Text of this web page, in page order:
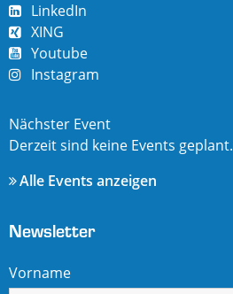
LinkedIn
XING
Youtube
Instagram
Nächster Event
Derzeit sind keine Events geplant.
Alle Events anzeigen
Newsletter
Vorname